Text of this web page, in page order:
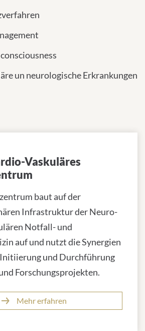
un neurologische Erkrankungen
Vaskuläres
baut auf der
Infrastruktur der Neuro-
Notfall- und
auf und nutzt die Synergien
und Durchführung
Forschungsprojekten.
Mehr erfahren